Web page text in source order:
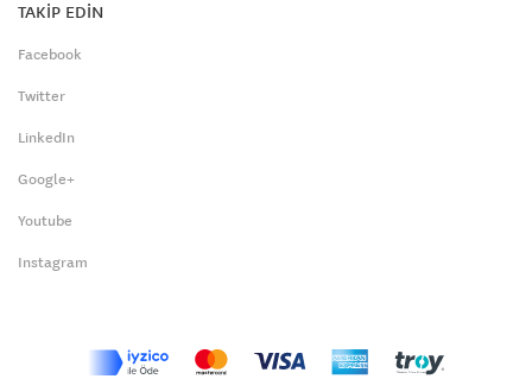
TAKİP EDİN
Facebook
Twitter
LinkedIn
Google+
Youtube
Instagram